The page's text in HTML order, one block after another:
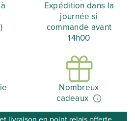
Expédition dans la
journée si
commande avant
14h00
Nombreux
cadeaux